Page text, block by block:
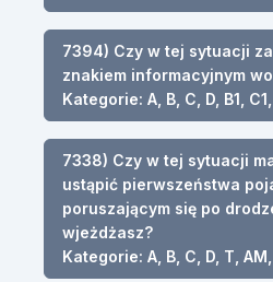
7394) Czy w tej sytuacji
znakiem informacyjnym
Kategorie: A, B, C, D, B1, C1,
7338) Czy w tej sytuacji
ustąpić pierwszeństwa
poruszającym się po
wjeżdżasz?
Kategorie: A, B, C, D, T, AM,